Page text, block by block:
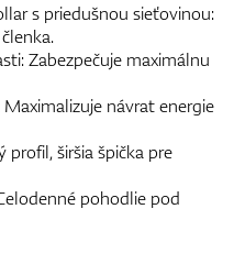
s priedušnou sieťovinou:
Zabezpečuje maximálnu
návrat energie
širšia špička pre
pohodlie pod